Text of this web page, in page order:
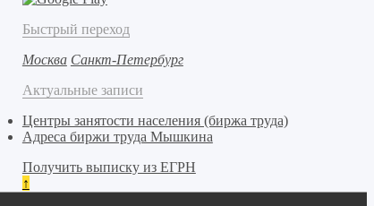
Быстрый переход
Москва Санкт-Петербург
Актуальные записи
Центры занятости населения (биржа труда)
Адреса биржи труда Мышкина
Получить выписку из ЕГРН
↑